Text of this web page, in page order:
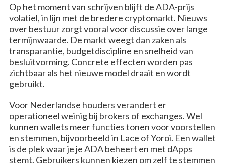
Op het moment van schrijven blijft de ADA-prijs
volatiel, in lijn met de bredere cryptomarkt. Nieuws
over bestuur zorgt vooral voor discussie over lange
termijnwaarde. De markt weegt dan zaken als
transparantie, budgetdiscipline en snelheid van
besluitvorming. Concrete effecten worden pas
zichtbaar als het nieuwe model draait en wordt
gebruikt.
Voor Nederlandse houders verandert er
operationeel weinig bij brokers of exchanges. Wel
kunnen wallets meer functies tonen voor voorstellen
en stemmen, bijvoorbeeld in Lace of Yoroi. Een wallet
is de plek waar je je ADA beheert en met dApps
stemt. Gebruikers kunnen kiezen om zelf te stemmen